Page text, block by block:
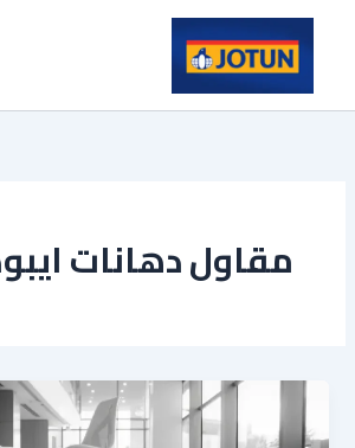
المحتوى
مقاول دهانات